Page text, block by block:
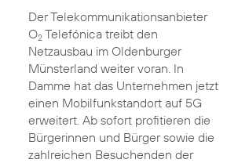
Der Telekommunikationsanbieter
O2Telefónica treibt den
Netzausbau im Oldenburger
Münsterland weiter voran. In
Damme hat das Unternehmen jetzt
einen Mobilfunkstandort auf 5G
erweitert. Ab sofort profitieren die
Bürgerinnen und Bürger sowie die
zahlreichen Besuchenden der